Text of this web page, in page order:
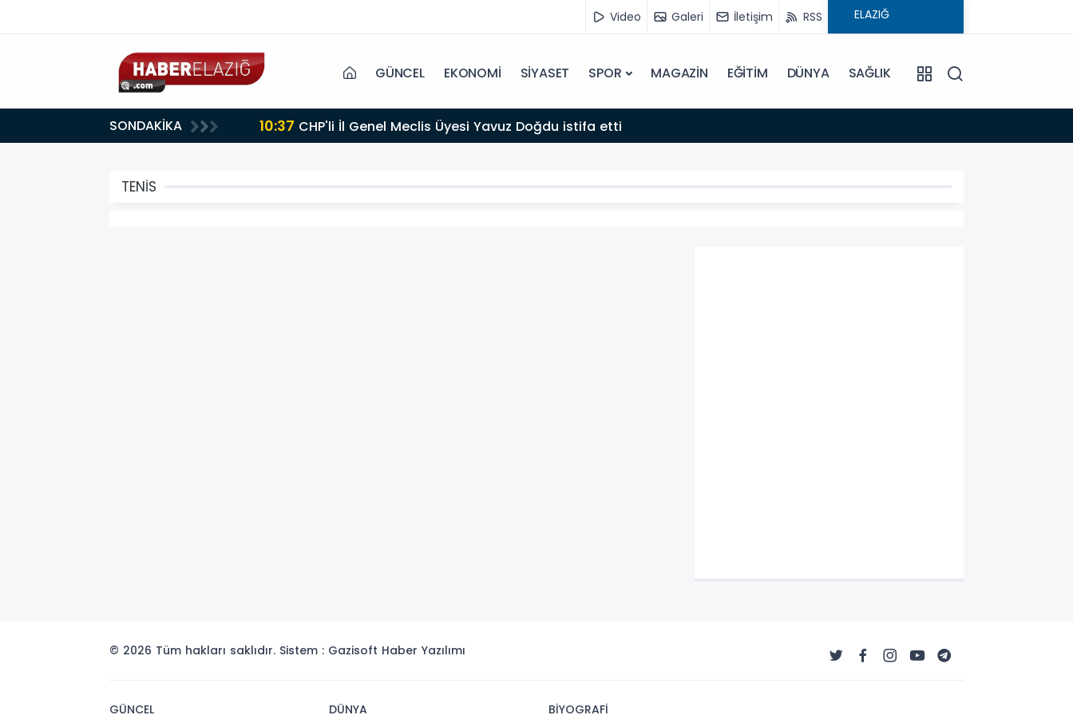
Video Galeri İletişim RSS
GÜNCEL EKONOMİ SİYASET SPOR MAGAZİN EĞİTİM DÜNYA SAĞLIK
SONDAKİKA 10:37 CHP'li İl Genel Meclis Üyesi Yavuz Doğdu istifa etti
TENİS
© 2026 Tüm hakları saklıdır. Sistem : Gazisoft Haber Yazılımı
GÜNCEL DÜNYA BİYOGRAFİ